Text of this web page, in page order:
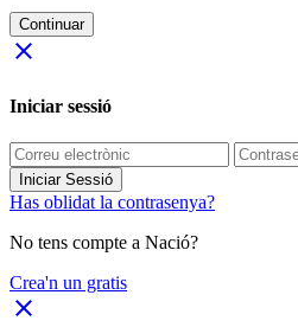
Continuar
close
Iniciar sessió
Iniciar Sessió
Has oblidat la contrasenya?
No tens compte a Nació?
Crea'n un gratis
close